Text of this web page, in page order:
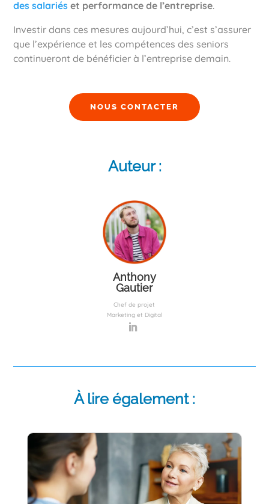
des salariés et performance de l’entreprise.
Investir dans ces mesures aujourd’hui, c’est s’assurer
que l’expérience et les compétences des seniors
continueront de bénéficier à l’entreprise demain.
NOUS CONTACTER
Auteur :
Anthony
Gautier
Chef de projet
Marketing et Digital
À lire également :